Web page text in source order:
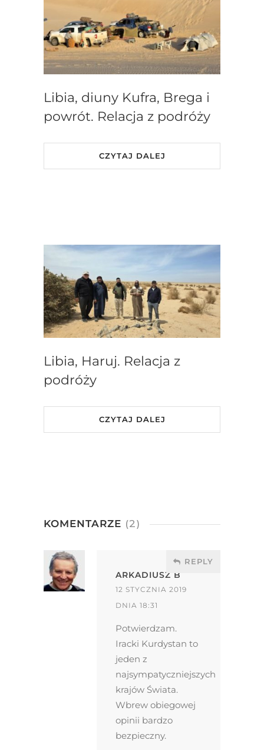
Libia, diuny Kufra, Brega i
powrót. Relacja z podróży
CZYTAJ DALEJ
Libia, Haruj. Relacja z
podróży
CZYTAJ DALEJ
KOMENTARZE (2)
ARKADIUSZ B
12 STYCZNIA 2019
DNIA 18:31
REPLY
Potwierdzam.
Iracki Kurdystan to
jeden z
najsympatyczniejszych
krajów Świata.
Wbrew obiegowej
opinii bardzo
bezpieczny.